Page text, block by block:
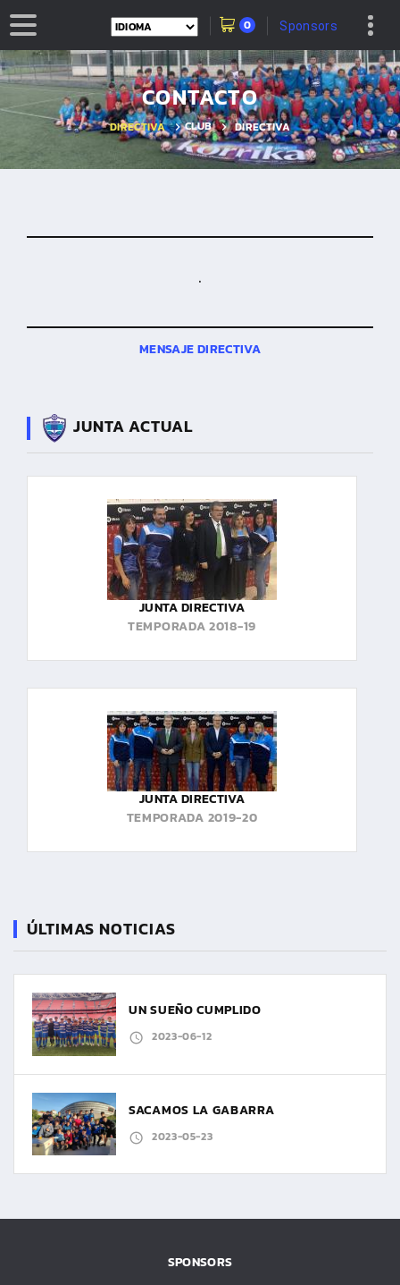
0 Sponsors
CONTACTO
DIRECTIVA CLUB DIRECTIVA
.
MENSAJE DIRECTIVA
JUNTA ACTUAL
JUNTA DIRECTIVA
TEMPORADA 2018-19
JUNTA DIRECTIVA
TEMPORADA 2019-20
ÚLTIMAS NOTICIAS
UN SUEÑO CUMPLIDO
2023-06-12
SACAMOS LA GABARRA
2023-05-23
SPONSORS